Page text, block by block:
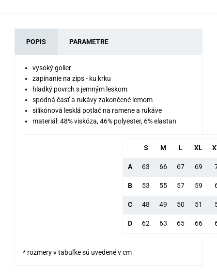
POPIS PARAMETRE
vysoký golier
zapínanie na zips - ku krku
hladký povrch s jemným leskom
spodná časť a rukávy zakončené lemom
silikónová lesklá potlač na ramene a rukáve
materiál: 48% viskóza, 46% polyester, 6% elastan
S M L XL
A 63 66 67 69
B 53 55 57 59
C 48 49 50 51
D 62 63 65 66
* rozmery v tabuľke sú uvedené v cm